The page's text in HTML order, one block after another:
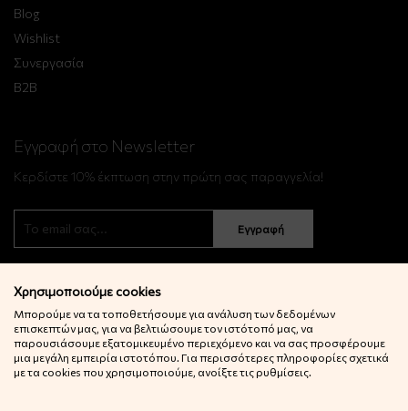
Blog
Wishlist
Συνεργασία
B2B
Εγγραφή στο Newsletter
Κερδίστε 10% έκπτωση στην πρώτη σας παραγγελία!
Εγγραφή
© 2022 Little Big Things. Αll rights reserved.
Χρησιμοποιούμε cookies
Μπορούμε να τα τοποθετήσουμε για ανάλυση των δεδομένων
επισκεπτών μας, για να βελτιώσουμε τον ιστότοπό μας, να
παρουσιάσουμε εξατομικευμένο περιεχόμενο και να σας προσφέρουμε
μια μεγάλη εμπειρία ιστοτόπου. Για περισσότερες πληροφορίες σχετικά
με τα cookies που χρησιμοποιούμε, ανοίξτε τις ρυθμίσεις.